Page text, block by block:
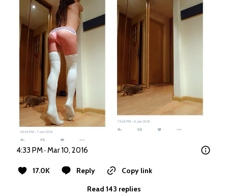
4:33 PM · Mar 10, 2016
17.0K Reply
Copy link
Read 143 replies